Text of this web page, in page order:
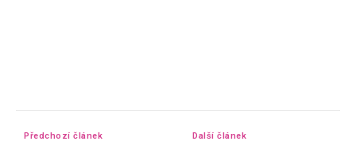
Předchozí článek Další článek